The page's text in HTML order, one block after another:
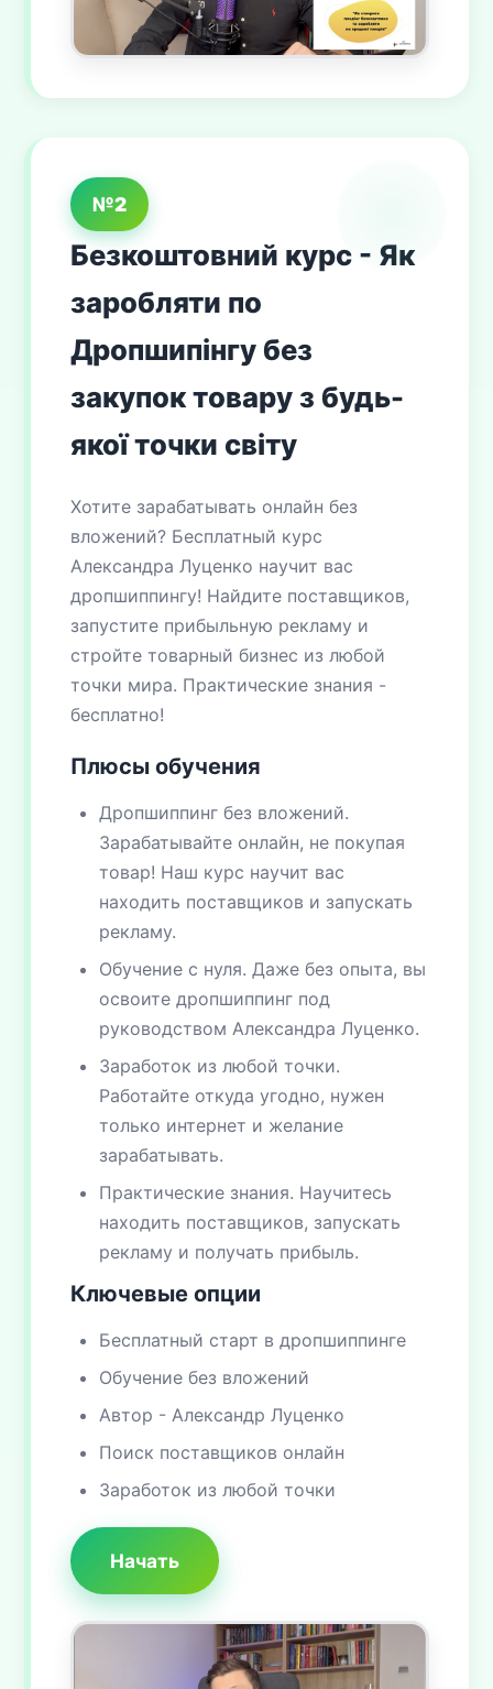
№2
Безкоштовний курс - Як
заробляти по
Дропшипінгу без
закупок товару з будь-
якої точки світу
Хотите зарабатывать онлайн без
вложений? Бесплатный курс
Александра Луценко научит вас
дропшиппингу! Найдите поставщиков,
запустите прибыльную рекламу и
стройте товарный бизнес из любой
точки мира. Практические знания -
бесплатно!
Плюсы обучения
Дропшиппинг без вложений.
Зарабатывайте онлайн, не покупая
товар! Наш курс научит вас
находить поставщиков и запускать
рекламу.
Обучение с нуля. Даже без опыта, вы
освоите дропшиппинг под
руководством Александра Луценко.
Заработок из любой точки.
Работайте откуда угодно, нужен
только интернет и желание
зарабатывать.
Практические знания. Научитесь
находить поставщиков, запускать
рекламу и получать прибыль.
Ключевые опции
Бесплатный старт в дропшиппинге
Обучение без вложений
Автор - Александр Луценко
Поиск поставщиков онлайн
Заработок из любой точки
Начать